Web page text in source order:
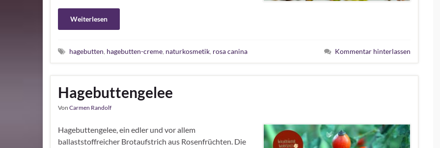
Weiterlesen
hagebutten, hagebutten-creme, naturkosmetik, rosa canina Kommentar hinterlassen
Hagebuttengelee
Von Carmen Randolf
Hagebuttengelee, ein edler und vor allem
ballaststoffreicher Brotaufstrich aus Rosenfrüchten. Die